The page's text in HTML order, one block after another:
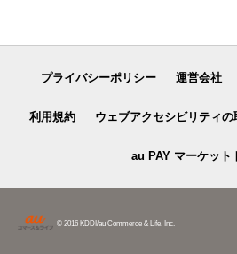
プライバシーポリシー 運営会社
利用規約 ウェブアクセシビリティの
au PAY マーケット
© 2016 KDDI/au Commerce & Life, Inc.